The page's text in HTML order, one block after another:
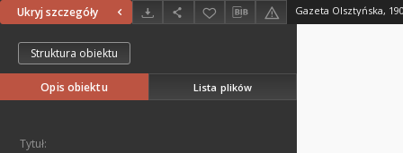
Ukryj szczegóły Gazeta Olsztyńska,
Struktura obiektu
Opis obiektu Lista plików
Tytuł: